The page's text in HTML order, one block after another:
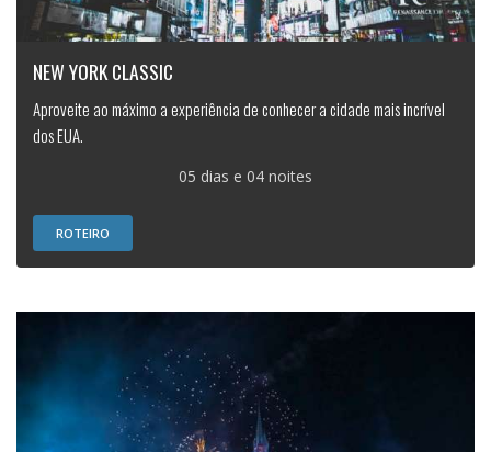
NEW YORK CLASSIC
Aproveite ao máximo a experiência de conhecer a cidade mais incrível
dos EUA.
05 dias e 04 noites
ROTEIRO